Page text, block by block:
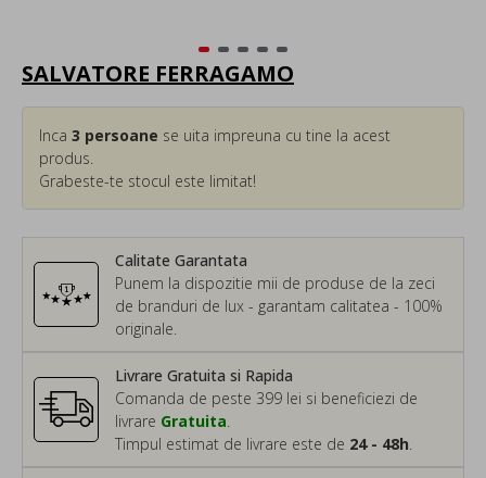
SALVATORE FERRAGAMO
Calitate Garantata
Punem la dispozitie mii de produse de la zeci
de branduri de lux - garantam calitatea - 100%
originale.
Inca 3 persoane se uita impreuna cu tine la acest
produs.
Grabeste-te stocul este limitat!
Livrare Gratuita si Rapida
Comanda de peste 399 lei si beneficiezi de
livrare Gratuita
Timpul estimat de livrare este de 24 - 48h